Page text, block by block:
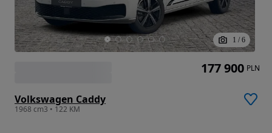
1 / 6
Volkswagen Caddy
1968 cm3 • 122 KM
177 900 PLN